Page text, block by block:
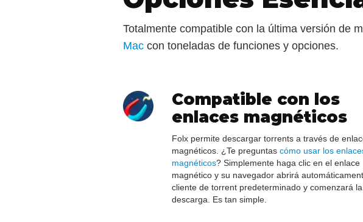
Totalmente compatible con la última versión de
Mac con toneladas de funciones y opciones.
Compatible con los
enlaces magnéticos
Folx permite descargar torrents a través de
magnéticos. ¿Te preguntas cómo usar los
magnéticos? Simplemente haga clic en el enlace
magnético y su navegador abrirá
cliente de torrent predeterminado y comenzará la
descarga. Es tan simple.